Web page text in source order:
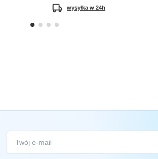
wysyłka w 24h